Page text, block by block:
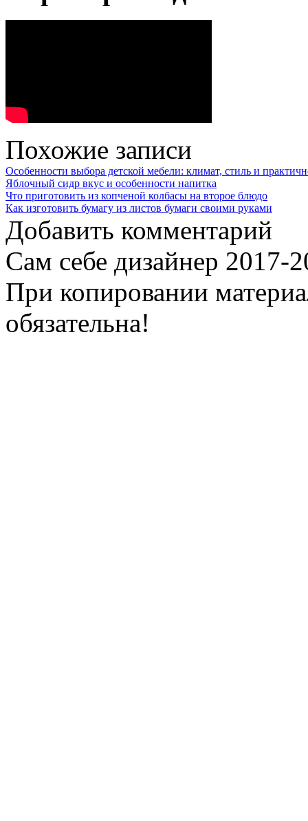
Похожие записи
Особенности выбора детской мебели: климат, стиль и
Яблочный сидр вкус и особенности напитка
Что приготовить из копченой колбасы на второе блюдо
Как изготовить бумагу из листов бумаги своими руками
Добавить комментарий
Сам себе дизайнер
При копировании
обязательна!